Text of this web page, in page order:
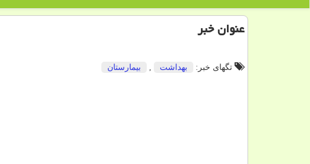
عنوان خبر
تگهای خبر: بهداشت , بیمارستان